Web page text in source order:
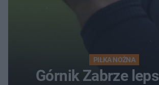
PIŁKA NOŻNA
Górnik Zabrze